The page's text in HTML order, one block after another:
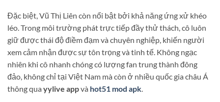
Đặc biệt, Vũ Thị Liên còn nổi bật bởi khả năng ứng xử khéo
léo. Trong môi trường phát trực tiếp đầy thử thách, cô luôn
giữ được thái độ điềm đạm và chuyên nghiệp, khiến người
xem cảm nhận được sự tôn trọng và tinh tế. Không ngạc
nhiên khi cô nhanh chóng có lượng fan trung thành đông
đảo, không chỉ tại Việt Nam mà còn ở nhiều quốc gia châu Á
thông qua yylive appvà hot51 mod apk.